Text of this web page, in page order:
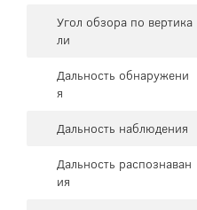
Угол обзора по вертика
ли
Дальность обнаружени
я
Дальность наблюдения
Дальность распознаван
ия